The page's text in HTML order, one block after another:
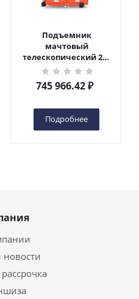
Подъемник
мачтовый
телескопический 200
кг 10 м TOR GTWY10-
200S DC 2-мачтовый
(автономный) (N) в
745 966.42₽
Подробнее